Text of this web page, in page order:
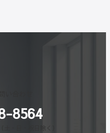
8564
土・日・祝日除く）